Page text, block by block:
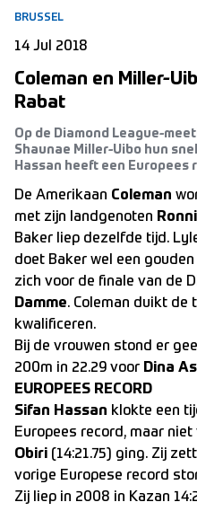
BRUSSEL
14 Jul 2018
Coleman en Miller-
Rabat
Op de Diamond League-
Shaunae Miller-Uibo hun
Hassan heeft een Europees
De Amerikaan Coleman
met zijn landgenoten
Baker liep dezelfde tijd.
doet Baker wel een gouden
zich voor de finale van de
Damme. Coleman duikt de
kwalificeren.
Bij de vrouwen stond er
200m in 22.29 voor Dina
EUROPEES RECORD
Sifan Hassan klokte een
Europees record, maar
Obiri (14:21.75) ging. Zij
vorige Europese record
Zij liep in 2008 in Kazan